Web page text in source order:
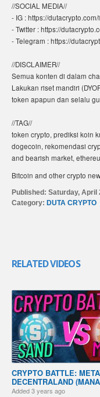
//SOCIAL MEDIA//
- IG : https://
- Twitter : https://
- Telegram : https://
//DISCLAIMER//
Semua konten di dalam
Lakukan riset mandiri
token apapun dan selalu
//TAG//
token crypto, prediksi koin
dogecoin, rekomendasi
and bearish market,
Bitcoin and other crypto
Published: Saturday, April
Category: DUTA CRYPTO
RELATED VIDEOS
CRYPTO BATTLE:
DECENTRALAND
Added3 years ago